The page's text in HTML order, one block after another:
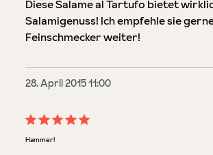
Diese Salame al Tartufo bietet
Salamigenuss! Ich empfehle sie
Feinschmecker weiter!
28. April 2015 11:00
Bewertung mit 5 von 5 Sternen
Hammer!